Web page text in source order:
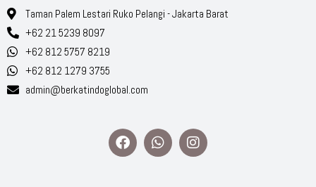
Taman Palem Lestari Ruko Pelangi - Jakarta Barat
+62 21 5239 8097
+62 812 5757 8219
+62 812 1279 3755
admin@berkatindoglobal.com
c
e
b
a
t
s
s
t
a